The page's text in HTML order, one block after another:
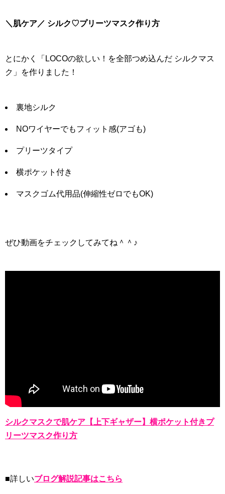
＼肌ケア／ シルク♡プリーツマスク作り方
とにかく「LOCOの欲しい！を全部つめ込んだ シルクマス
ク」を作りました！
裏地シルク
NOワイヤーでもフィット感(アゴも)
プリーツタイプ
横ポケット付き
マスクゴム代用品(伸縮性ゼロでもOK)
ぜひ動画をチェックしてみてね＾＾♪
シルクマスクで肌ケア【上下ギャザー】横ポケット付きプ
リーツマスク作り方
■詳しいブログ解説記事はこちら